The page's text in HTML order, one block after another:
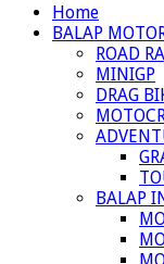
Home
BALAP
ROAD
MINIGP
DRAG
BALAP